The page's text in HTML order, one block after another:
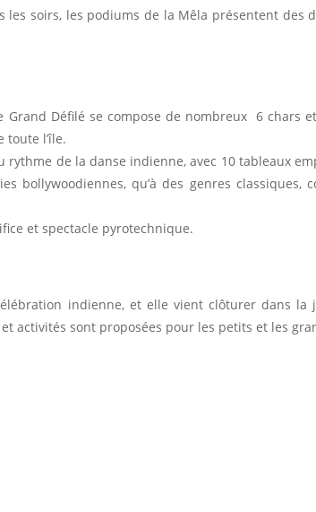
les soirs, les podiums de la Mêla présentent des
Défilé se compose de nombreux 6 chars
toute l’île.
rythme de la danse indienne, avec 10 tableaux
bollywoodi­ennes, qu’à des genres classiques,
et spectacle pyrotechnique.
indienne, et elle vient clôturer dans la
activités sont proposées pour les petits et les